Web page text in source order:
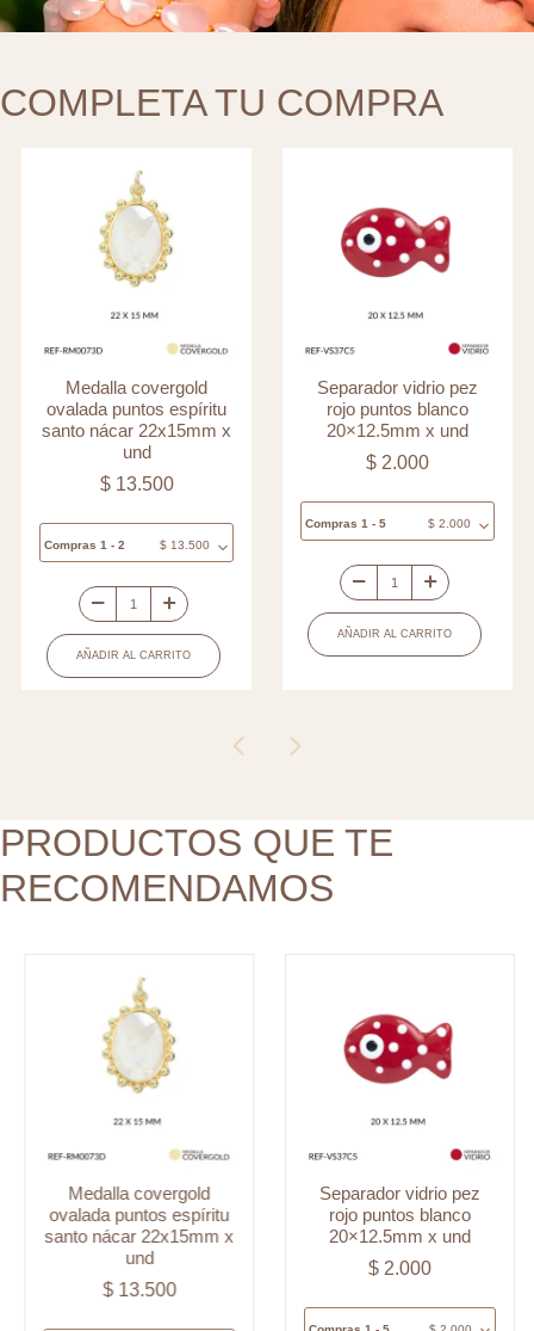
COMPLETA TU COMPRA
Medalla covergold
ovalada puntos espíritu
santo nácar 22x15mm x
und
$13.500
Compras 1 - 2 $13.500
Medalla
covergold
ovalada
22x15mm
x
und
AÑADIR AL CARRITO
Separador vidrio pez
rojo puntos blanco
20×12.5mm x und
$ 2.000
Compras 1 - 5 $2.000
Separador
vidrio
pez
und
AÑADIR AL CARRITO
PRODUCTOS QUE TE
RECOMENDAMOS
Medalla covergold
ovalada puntos espíritu
santo nácar 22x15mm x
und
$13.500
Separador vidrio pez
rojo puntos blanco
20×12.5mm x und
$2.000